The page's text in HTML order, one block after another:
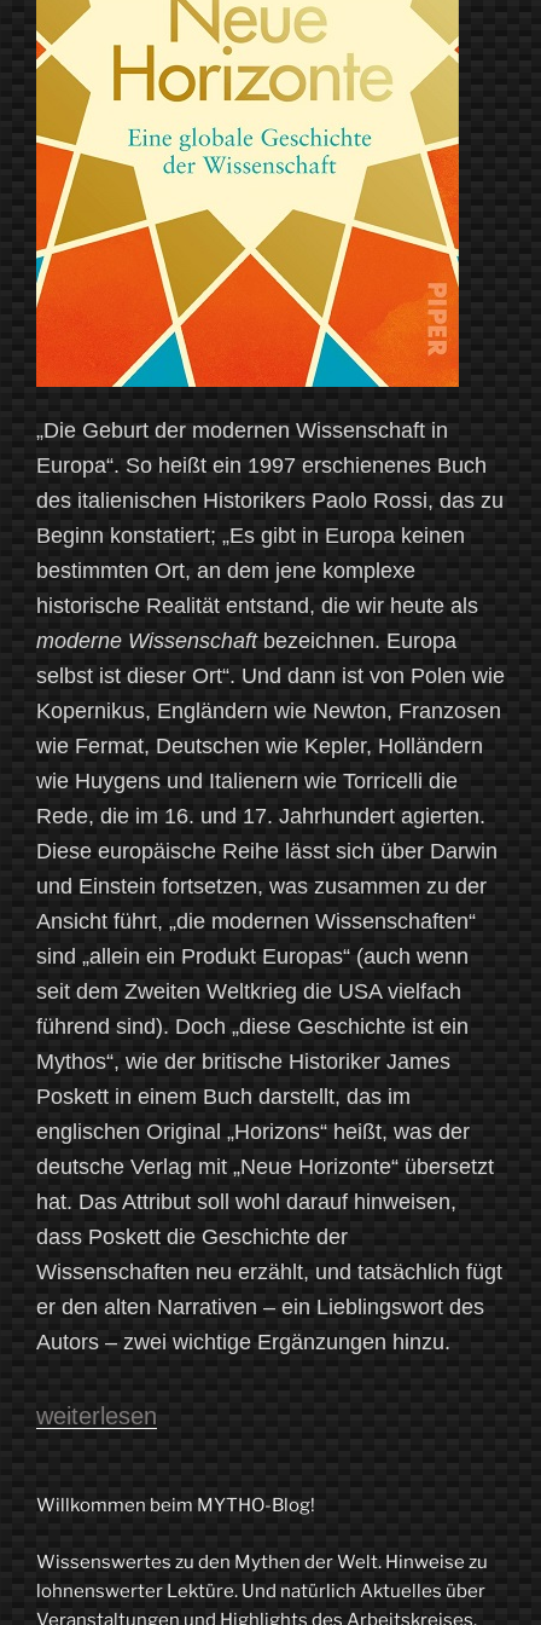
„Die Geburt der modernen Wissenschaft in
Europa“. So heißt ein 1997 erschienenes Buch
des italienischen Historikers Paolo Rossi, das zu
Beginn konstatiert; „Es gibt in Europa keinen
bestimmten Ort, an dem jene komplexe
historische Realität entstand, die wir heute als
moderne Wissenschaftbezeichnen. Europa
selbst ist dieser Ort“. Und dann ist von Polen wie
Kopernikus, Engländern wie Newton, Franzosen
wie Fermat, Deutschen wie Kepler, Holländern
wie Huygens und Italienern wie Torricelli die
Rede, die im 16. und 17. Jahrhundert agierten.
Diese europäische Reihe lässt sich über Darwin
und Einstein fortsetzen, was zusammen zu der
Ansicht führt, „die modernen Wissenschaften“
sind „allein ein Produkt Europas“ (auch wenn
seit dem Zweiten Weltkrieg die USA vielfach
führend sind). Doch „diese Geschichte ist ein
Mythos“, wie der britische Historiker James
Poskett in einem Buch darstellt, das im
englischen Original „Horizons“ heißt, was der
deutsche Verlag mit „Neue Horizonte“ übersetzt
hat. Das Attribut soll wohl darauf hinweisen,
dass Poskett die Geschichte der
Wissenschaften neu erzählt, und tatsächlich fügt
er den alten Narrativen – ein Lieblingswort des
Autors – zwei wichtige Ergänzungen hinzu.
„Wissenschaft
gesehen
Zu
dem
weiterlesen
Willkommen beim MYTHO-Blog!
Wissenswertes zu den Mythen der Welt. Hinweise zu
lohnenswerter Lektüre. Und natürlich Aktuelles über
Veranstaltungen und Highlights des Arbeitskreises.